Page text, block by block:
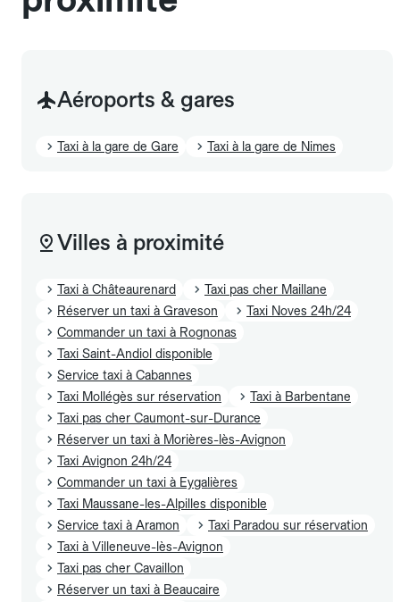
Aéroports & gares
Taxi à la gare de Gare Taxi à la gare de Nimes
Villes à proximité
Taxi à Châteaurenard
Taxi pas cher Maillane
Réserver un taxi à Graveson
Taxi Noves 24h/24
Commander un taxi à Rognonas
Taxi Saint-Andiol disponible
Service taxi à Cabannes
Taxi Mollégès sur réservation
Taxi à Barbentane
Taxi pas cher Caumont-sur-Durance
Réserver un taxi à Morières-lès-Avignon
Taxi Avignon 24h/24
Commander un taxi à Eygalières
Taxi Maussane-les-Alpilles disponible
Service taxi à Aramon
Taxi Paradou sur réservation
Taxi à Villeneuve-lès-Avignon
Taxi pas cher Cavaillon
Réserver un taxi à Beaucaire